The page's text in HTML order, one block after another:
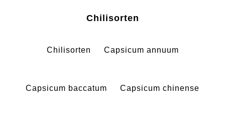
Chilisorten
Chilisorten Capsicum annuum
Capsicum baccatum Capsicum chinense